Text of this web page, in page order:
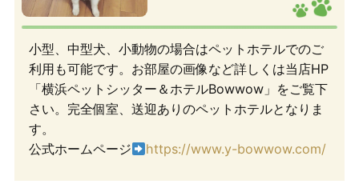
小型、中型犬、小動物の場合はペットホテルでのご
利用も可能です。お部屋の画像など詳しくは当店HP
「横浜ペットシッター＆ホテルBowwow」をご覧下
さい。完全個室、送迎ありのペットホテルとなりま
す。
公式ホームページ
https://www.y-bowwow.com/